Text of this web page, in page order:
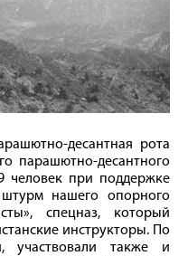
десантная рота
парашютно-десантного
человек при поддержке
нашего опорного
спецназ, который
инструкторы. По
участвовали также и